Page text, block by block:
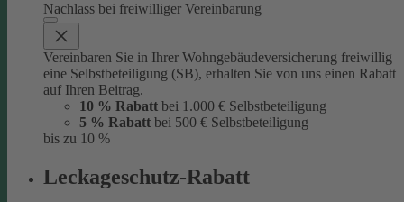
Nachlass bei freiwilliger Vereinbarung
Vereinbaren Sie in Ihrer Wohngebäudeversicherung freiwillig
eine Selbstbeteiligung (SB), erhalten Sie von uns einen Rabatt
auf Ihren Beitrag.
10 % Rabatt bei 1.000 € Selbstbeteiligung
5 % Rabatt bei 500 € Selbstbeteiligung
bis zu 10 %
Leckageschutz-Rabatt